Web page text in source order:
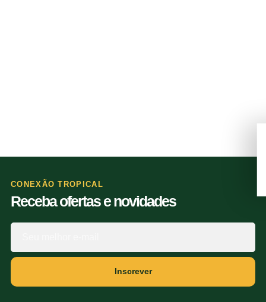
CONEXÃO TROPICAL
Receba ofertas e novidades
Inscrever